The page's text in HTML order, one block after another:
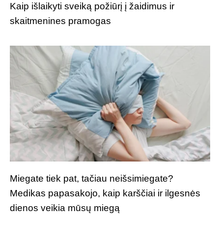
Kaip išlaikyti sveiką požiūrį į žaidimus ir
skaitmenines pramogas
Miegate tiek pat, tačiau neišsimiegate?
Medikas papasakojo, kaip karščiai ir ilgesnės
dienos veikia mūsų miegą